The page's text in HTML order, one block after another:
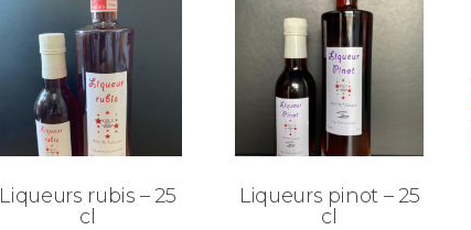
Liqueurs rubis – 25
cl
Liqueurs pinot – 25
cl